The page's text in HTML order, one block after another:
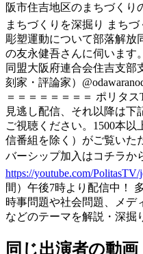
阪市住吉地区のまちづくり
まちづくりを深掘り まち
彫塑運動について部落解放
の友永健吾さんに伺います
同盟大阪府連合会住吉支部
刻家・評論家）
＝＝＝＝＝＝＝＝ ポリタ
見逃し配信、それ以降は下
ご視聴ください。1500本
信番組を除く）がご覧いた
バーシップ加入はコチラか
https://youtube.com/PolitasTV/
間）午後7時より配信中！
時事問題や社会問題、メデ
などのテーマを解説・深掘
同じ出演者の動画